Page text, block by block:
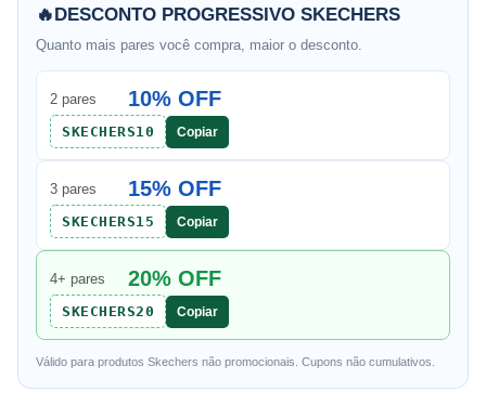
🔥DESCONTO PROGRESSIVO SKECHERS
Quanto mais pares você compra, maior o desconto.
2 pares 10% OFF
SKECHERS10 Copiar
3 pares 15% OFF
SKECHERS15 Copiar
4+ pares 20% OFF
SKECHERS20 Copiar
Válido para produtos Skechers não promocionais. Cupons não cumulativos.